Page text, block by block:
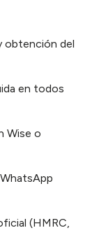
obtención del
en todos
Wise o
(HMRC,